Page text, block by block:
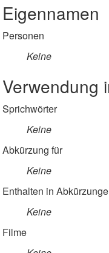
Eigennamen
Personen
Keine
Verwendung
Sprichwörter
Keine
Abkürzung für
Keine
Enthalten in
Keine
Filme